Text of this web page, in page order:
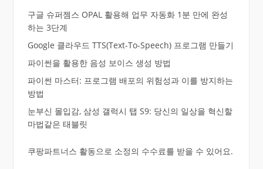
구글 슈퍼젬스 OPAL 활용해 업무 자동화 1분 만에 완성
하는 3단계
Google 클라우드 TTS(Text-To-Speech) 프로그램 만들기
파이썬을 활용한 음성 보이스 생성 방법
파이썬 마스터: 프로그램 배포의 위험성과 이를 방지하는
방법
눈부신 몰입감, 삼성 갤럭시 탭 S9: 당신의 일상을 혁신할
마법같은 태블릿
쿠팡파트너스 활동으로 소정의 수수료를 받을 수 있어요.